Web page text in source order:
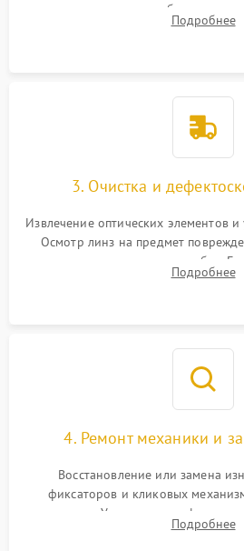
внутренних резьбовых
уплотнительных колец. Поиск
Подробнее
3. Очистка и
Извлечение оптических элементов
Осмотр линз на предмет
покрытия или появления грибка.
спецрастворами. ПроверкаПодробнее
4. Ремонт механики и
Восстановление или замена
фиксаторов и кликовых
поправок. Устранение люфтов в
поврежденных линз, разбитой
Подробнее